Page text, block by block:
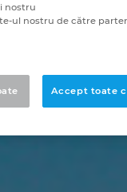
nostru
ul nostru de către
Accept toate